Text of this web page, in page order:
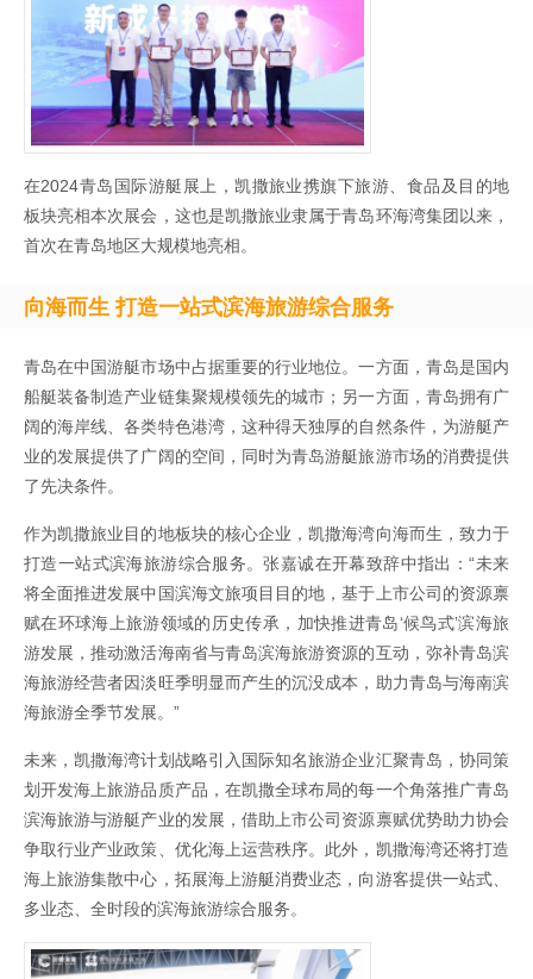
在2024青岛国际游艇展上，凯撒旅业携旗下旅游、食品及目的地
板块亮相本次展会，这也是凯撒旅业隶属于青岛环海湾集团以来，
首次在青岛地区大规模地亮相。
向海而生 打造一站式滨海旅游综合服务
青岛在中国游艇市场中占据重要的行业地位。一方面，青岛是国内
船艇装备制造产业链集聚规模领先的城市；另一方面，青岛拥有广
阔的海岸线、各类特色港湾，这种得天独厚的自然条件，为游艇产
业的发展提供了广阔的空间，同时为青岛游艇旅游市场的消费提供
了先决条件。
作为凯撒旅业目的地板块的核心企业，凯撒海湾向海而生，致力于
打造一站式滨海旅游综合服务。张嘉诚在开幕致辞中指出：“未来
将全面推进发展中国滨海文旅项目目的地，基于上市公司的资源禀
赋在环球海上旅游领域的历史传承，加快推进青岛‘候鸟式’滨海旅
游发展，推动激活海南省与青岛滨海旅游资源的互动，弥补青岛滨
海旅游经营者因淡旺季明显而产生的沉没成本，助力青岛与海南滨
海旅游全季节发展。”
未来，凯撒海湾计划战略引入国际知名旅游企业汇聚青岛，协同策
划开发海上旅游品质产品，在凯撒全球布局的每一个角落推广青岛
滨海旅游与游艇产业的发展，借助上市公司资源禀赋优势助力协会
争取行业产业政策、优化海上运营秩序。此外，凯撒海湾还将打造
海上旅游集散中心，拓展海上游艇消费业态，向游客提供一站式、
多业态、全时段的滨海旅游综合服务。